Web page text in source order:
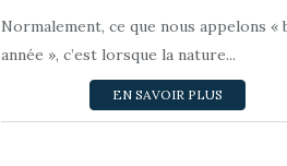
Normalement, ce que nous appelons «
année », c’est lorsque la nature...
EN SAVOIR PLUS